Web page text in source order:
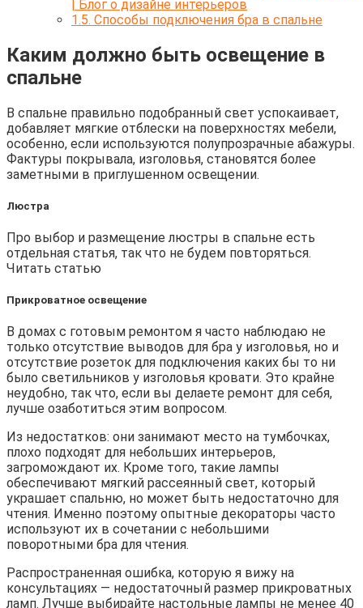
| Блог о дизайне интерьеров
1.5. Способы подключения бра в спальне
Каким должно быть освещение в
спальне
В спальне правильно подобранный свет успокаивает,
добавляет мягкие отблески на поверхностях мебели,
особенно, если используются полупрозрачные абажуры.
Фактуры покрывала, изголовья, становятся более
заметными в приглушенном освещении.
Люстра
Про выбор и размещение люстры в спальне есть
отдельная статья, так что не будем повторяться.
Читать статью
Прикроватное освещение
В домах с готовым ремонтом я часто наблюдаю не
только отсутствие выводов для бра у изголовья, но и
отсутствие розеток для подключения каких бы то ни
было светильников у изголовья кровати. Это крайне
неудобно, так что, если вы делаете ремонт для себя,
лучше озаботиться этим вопросом.
Из недостатков: они занимают место на тумбочках,
плохо подходят для небольших интерьеров,
загромождают их. Кроме того, такие лампы
обеспечивают мягкий рассеянный свет, который
украшает спальню, но может быть недостаточно для
чтения. Именно поэтому опытные декораторы часто
используют их в сочетании с небольшими
поворотными бра для чтения.
Распространенная ошибка, которую я вижу на
консультациях — недостаточный размер прикроватных
ламп. Лучше выбирайте настольные лампы не менее 40